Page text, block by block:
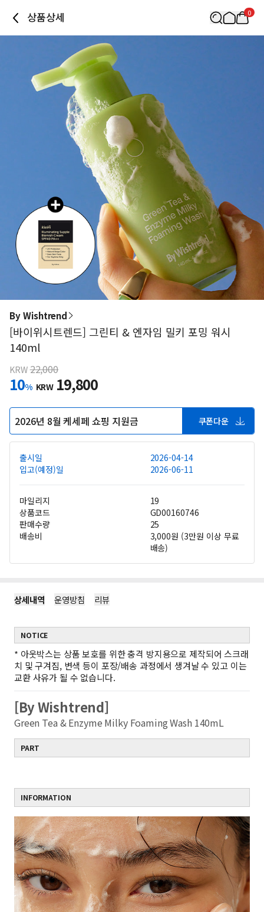
상품상세 0
By Wishtrend
[바이위시트렌드] 그린티 & 엔자임 밀키 포밍 워시
140ml
KRW 22,000
10% KRW 19,800
2026년 8월 케세페 쇼핑 지원금 쿠폰다운
출시일
2026-04-14
입고(예정)일
2026-06-11
마일리지
19
상품코드
GD00160746
판매수량
25
배송비
3,000원 (3만원 이상 무료
배송)
상세내역 운영방침 리뷰
NOTICE
* 아웃박스는 상품 보호를 위한 충격 방지용으로 제작되어 스크래
치 및 구겨짐, 변색 등이 포장/배송 과정에서 생겨날 수 있고 이는
교환 사유가 될 수 없습니다.
[By Wishtrend]
Green Tea & Enzyme Milky Foaming Wash 140mL
PART
INFORMATION